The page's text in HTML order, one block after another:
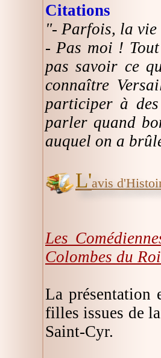
Citations
"- Parfois, la vie
- Pas moi !
pas savoir ce
connaître
participer à
parler quand
auquel on a
L'avis
Les
Colombes du
La présentation
filles issues de
Saint-Cyr.